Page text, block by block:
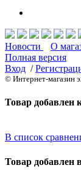
Новости
О
Полная версия
Вход /
© Интернет-магазин
Товар добавлен
В список
Товар добавлен